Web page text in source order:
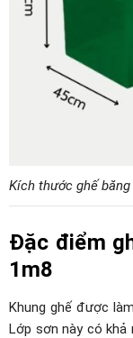
Kích thước ghế
Đặc điểm
1m8
Khung ghế được
Lớp sơn này có khả